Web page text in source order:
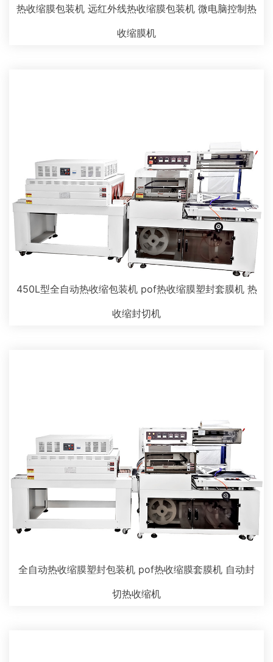
热收缩膜包装机 远红外线热收缩膜包装机 微电脑控制热
收缩膜机
450L型全自动热收缩包装机 pof热收缩膜塑封套膜机 热
收缩封切机
全自动热收缩膜塑封包装机 pof热收缩膜套膜机 自动封
切热收缩机